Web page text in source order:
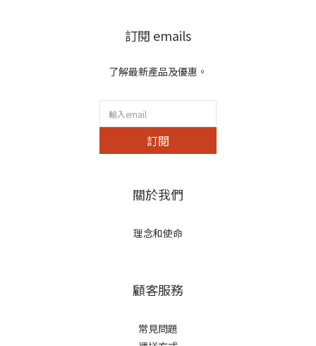
訂閱 emails
了解最新產品及優惠。
訂閱
關於我們
理念和使命
顧客服務
常見問題